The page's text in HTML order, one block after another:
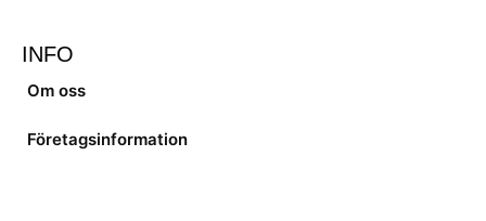
INFO
Om oss
Företagsinformation